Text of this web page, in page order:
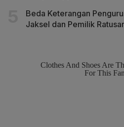
Beda Keterangan
Jaksel dan Pemilik